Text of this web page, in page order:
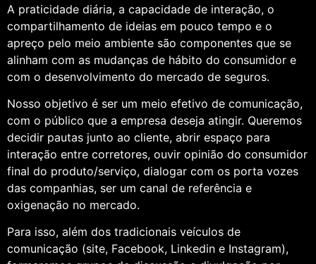
A praticidade diária, a capacidade de interação, o
compartilhamento de ideias em pouco tempo e o
apreço pelo meio ambiente são componentes que se
alinham com as mudanças de hábito do consumidor e
com o desenvolvimento do mercado de seguros.
Nosso objetivo é ser um meio efetivo de comunicação,
com o público que a empresa deseja atingir. Queremos
decidir pautas junto ao cliente, abrir espaço para
interação entre corretores, ouvir opinião do consumidor
final do produto/serviço, dialogar com os porta vozes
das companhias, ser um canal de referência e
oxigenação no mercado.
Para isso, além dos tradicionais veículos de
comunicação (site, Facebook, Linkedin e Instagram),